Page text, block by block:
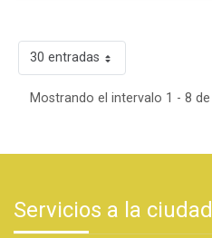
30 entradas
Mostrando el intervalo 1 - 8
Servicios a la